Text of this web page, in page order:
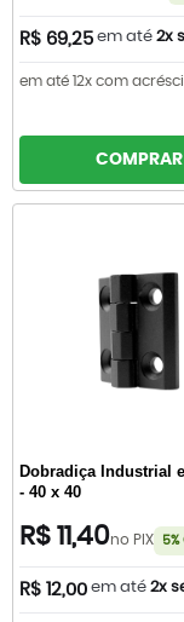
R$ 69,25 em até 2x
em até 12x com
COMPRAR
Dobradiça Industrial
- 40 x 40
R$ 11,40no PIX 5%
R$ 12,00 em até 2x